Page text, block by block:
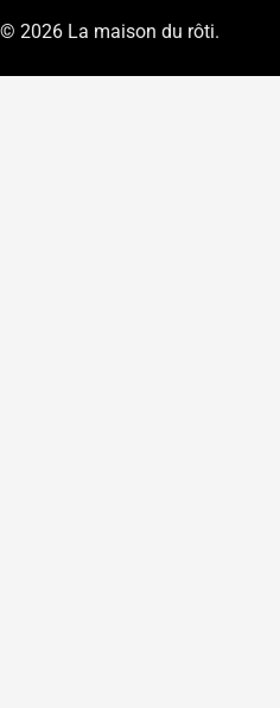
© 2026 La maison du rôti.